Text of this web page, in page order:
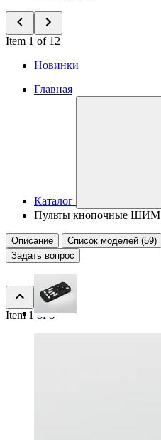
Item 1 of 12
Новинки
Главная
Каталог
Пульты кнопочные ШИМ
Описание
Список моделей (59)
Задать вопрос
Item 1 of 8